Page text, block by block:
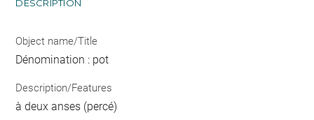
DESCRIPTION
Object name/Title
Dénomination : pot
Description/Features
à deux anses (percé)